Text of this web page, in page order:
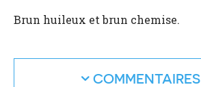
Brun huileux et brun chemise.
COMMENTAIRES